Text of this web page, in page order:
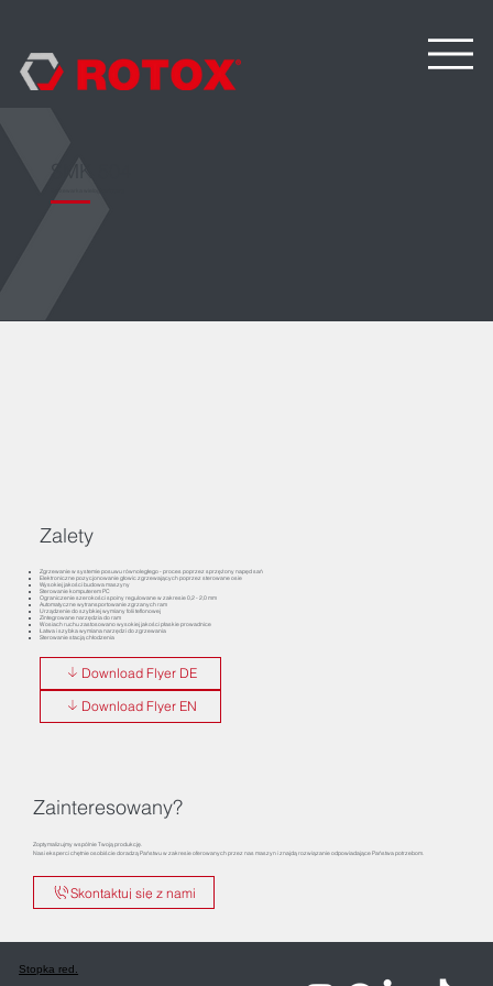
SMK 504
Zalety
Zgrzewanie w systemie posuwu równoległego - proces poprzez sprzężony napęd sań
Elektroniczne pozycjonowanie głowic zgrzewających poprzez sterowane osie
Wysokiej jakości budowa maszyny
Sterowanie komputerem PC
Ograniczenie szerokości spoiny regulowane w zakresie 0,2 - 2,0 mm
Automatyczne wytransportowanie zgrzanych ram
Urządzenie do szybkiej wymiany folii teflonowej
Zintegrowane narzędzia do ram
W osiach ruchu zastosowano wysokiej jakości płaskie prowadnice
Łatwa i szybka wymiana narzędzi do zgrzewania
Sterowanie stacją chłodzenia
Download Flyer DE
Download Flyer EN
Zainteresowany?
Zoptymalizujmy wspólnie Twoją produkcję.
Nasi eksperci chętnie osobiście doradzą Państwu w zakresie oferowanych przez nas maszyn i znajdą rozwiązanie odpowiadające Państwa potrzebom.
Skontaktuj się z nami
Stopka red.